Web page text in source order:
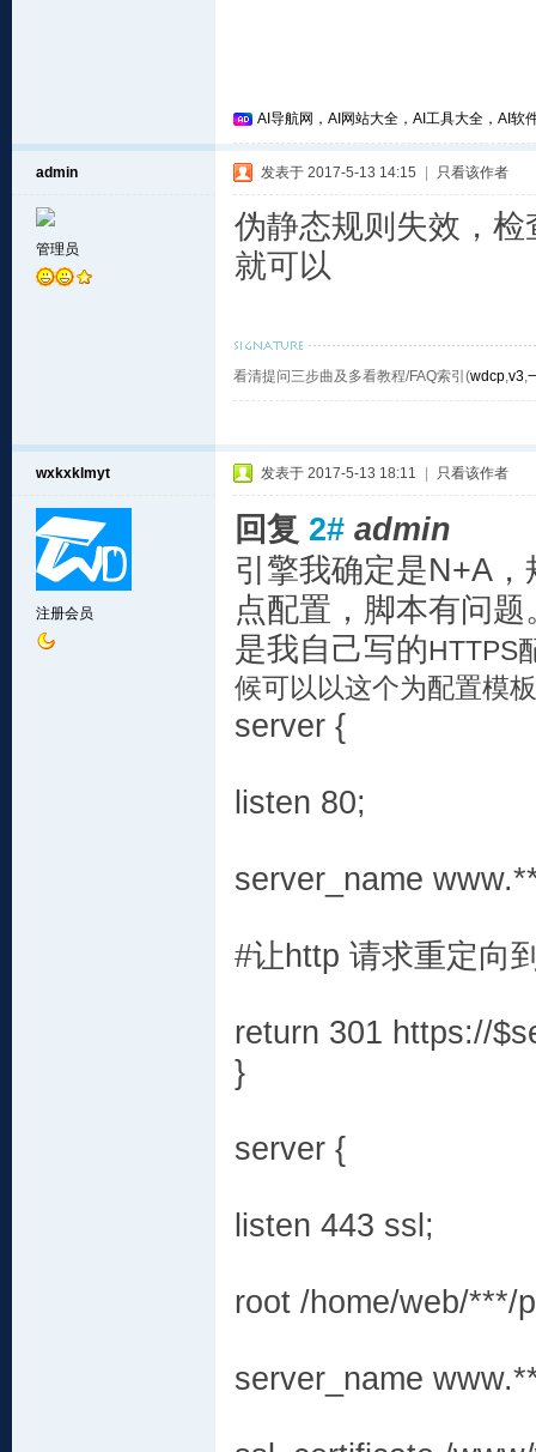
AI导航网，AI网站大全，AI工具大全，AI软
admin
管理员
发表于 2017-5-13 14:15 只看该作者
伪静态规则失效，
就可以
看清提问三步曲及多看教程/FAQ索引(wdcp,v3,
wxkxklmyt
注册会员
发表于 2017-5-13 18:11 只看该作者
回复 2# admin
引擎我确定是N+A
点配置，脚本有问
是我自己写的HTTPS
候可以以这个为配置模
server {
listen 80;
server_name
#让http 请求重定向
return 301 https://
}
server {
listen 443 ssl;
root /home/web/***/
server_name